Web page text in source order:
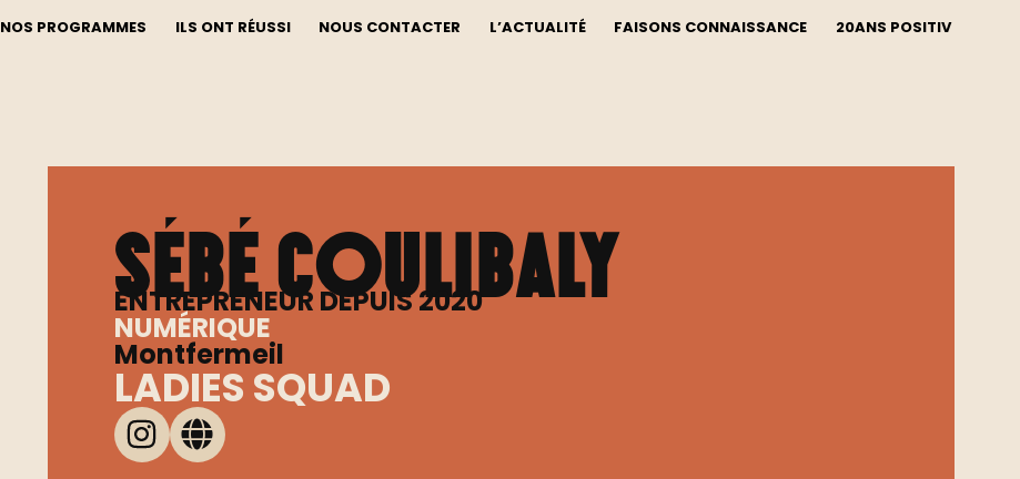
NOS PROGRAMMES ILS ONT RÉUSSI NOUS CONTACTER L’ACTUALITÉ FAISONS CONNAISSANCE 20ANS POSITIV
Sébé COULIBALY
ENTREPRENEUR DEPUIS 2020
NUMÉRIQUE
Montfermeil
LADIES SQUAD